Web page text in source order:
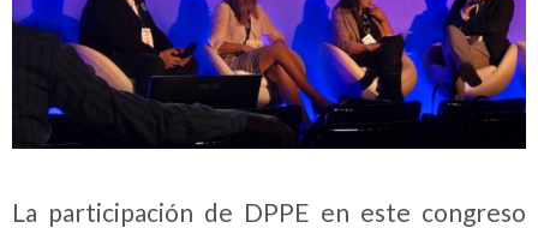
La participación de DPPE en este congreso